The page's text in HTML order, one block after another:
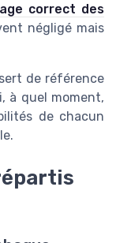
correct des
négligé mais
de référence
à quel moment,
de chacun